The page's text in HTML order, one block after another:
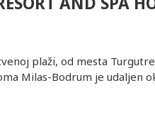
plaži, od mesta
Milas-Bodrum je udaljen